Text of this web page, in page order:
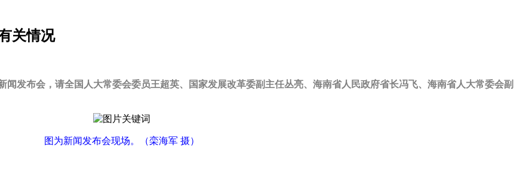
关情况
闻发布会，请全国人大常委会委员王超英、国家发展改革委副主任丛亮、海南省人民政府省长冯飞、海南省人大常委会副
图为新闻发布会现场。（栾海军 摄）